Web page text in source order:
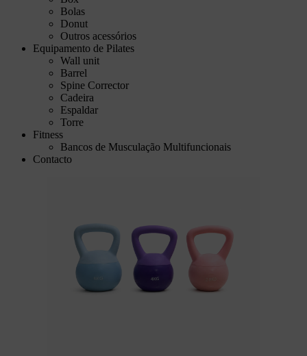
Bolas
Donut
Outros acessórios
Equipamento de Pilates
Wall unit
Barrel
Spine Corrector
Cadeira
Espaldar
Torre
Fitness
Bancos de Musculação Multifuncionais
Contacto